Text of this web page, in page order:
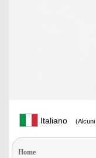
Italiano
Home